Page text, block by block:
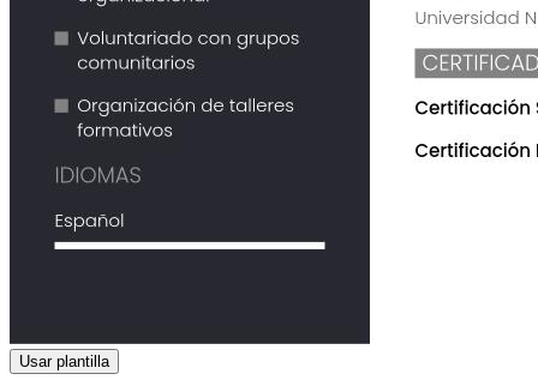
Usar plantilla